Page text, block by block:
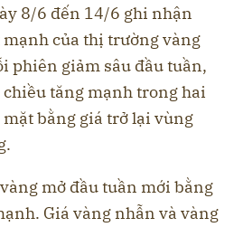
8/6 đến 14/6 ghi nhận
của thị trường vàng
phiên giảm sâu đầu tuần,
chiều tăng mạnh trong hai
bằng giá trở lại vùng
mở đầu tuần mới bằng
Giá vàng nhẫn và vàng